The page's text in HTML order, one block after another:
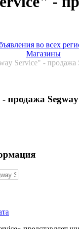
во всех
Магазины
Service" - продажа
продажа Segway